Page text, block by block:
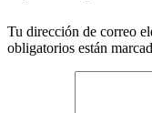
Tu dirección de correo
obligatorios están